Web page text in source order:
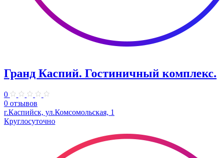
Гранд Каспий. Гостиничный комплекс.
0
0 отзывов
г.Каспийск, ул.​Комсомольская, 1
Круглосуточно